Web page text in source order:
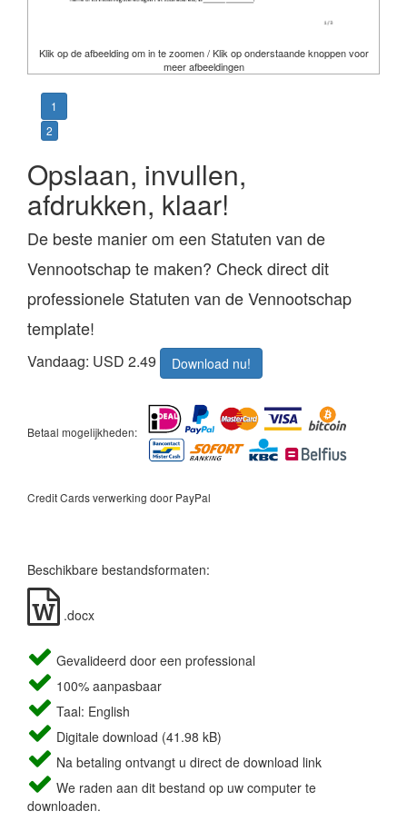
Klik op de afbeelding om in te zoomen / Klik op onderstaande knoppen voor
meer afbeeldingen
1
2
Opslaan, invullen,
afdrukken, klaar!
De beste manier om een Statuten van de
Vennootschap te maken? Check direct dit
professionele Statuten van de Vennootschap
template!
Vandaag: USD 2.49 Download nu!
Betaal mogelijkheden:
Credit Cards verwerking door PayPal
Beschikbare bestandsformaten:
.docx
Gevalideerd door een professional
100% aanpasbaar
Taal: English
Digitale download (41.98 kB)
Na betaling ontvangt u direct de download link
We raden aan dit bestand op uw computer te
downloaden.